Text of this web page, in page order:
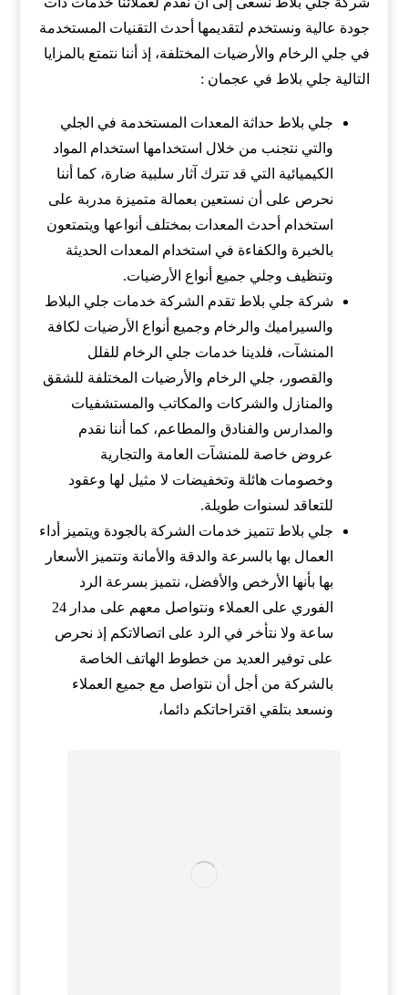
جودة عالية ونستخدم لتقديمها أحدث التقنيات المستخدمة
في جلي الرخام والأرضيات المختلفة، إذ أننا نتمتع بالمزايا
التالية جلي بلاط في عجمان :
جلي بلاط حداثة المعدات المستخدمة في الجلي
والتي نتجنب من خلال استخدامها استخدام المواد
الكيميائية التي قد تترك آثار سلبية ضارة، كما أننا
نحرص على أن نستعين بعمالة متميزة مدربة على
استخدام أحدث المعدات بمختلف أنواعها ويتمتعون
بالخبرة والكفاءة في استخدام المعدات الحديثة
وتنظيف وجلي جميع أنواع الأرضيات.
شركة جلي بلاط تقدم الشركة خدمات جلي البلاط
والسيراميك والرخام وجميع أنواع الأرضيات لكافة
المنشآت، فلدينا خدمات جلي الرخام للفلل
والقصور، جلي الرخام والأرضيات المختلفة للشقق
والمنازل والشركات والمكاتب والمستشفيات
والمدارس والفنادق والمطاعم، كما أننا نقدم
عروض خاصة للمنشآت العامة والتجارية
وخصومات هائلة وتخفيضات لا مثيل لها وعقود
للتعاقد لسنوات طويلة.
جلي بلاط تتميز خدمات الشركة بالجودة ويتميز أداء
العمال بها بالسرعة والدقة والأمانة وتتميز الأسعار
بها بأنها الأرخص والأفضل، نتميز بسرعة الرد
الفوري على العملاء ونتواصل معهم على مدار 24
ساعة ولا نتأخر في الرد على اتصالاتكم إذ نحرص
على توفير العديد من خطوط الهاتف الخاصة
بالشركة من أجل أن نتواصل مع جميع العملاء
ونسعد بتلقي اقتراحاتكم دائما،